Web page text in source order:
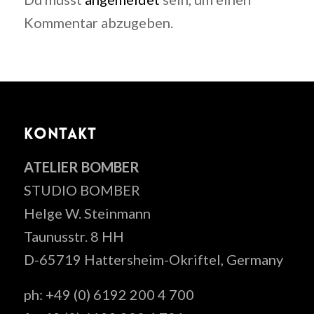
Kommentar abzugeben.
KONTAKT
ATELIER BOMBER
STUDIO BOMBER
Helge W. Steinmann
Taunusstr. 8 HH
D-65719 Hattersheim-Okriftel, Germany
ph: +49 (0) 6192 200 4 700